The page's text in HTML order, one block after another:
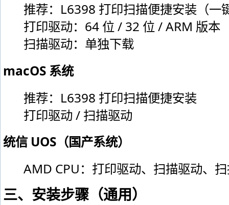
推荐：L6398 打印扫描便捷安装（一
打印驱动：64 位 / 32 位 / ARM 版本
扫描驱动：单独下载
macOS 系统
推荐：L6398 打印扫描便捷安装
打印驱动 / 扫描驱动
统信 UOS（国产系统）
AMD CPU：打印驱动、扫描驱动、
三、安装步骤（通用）